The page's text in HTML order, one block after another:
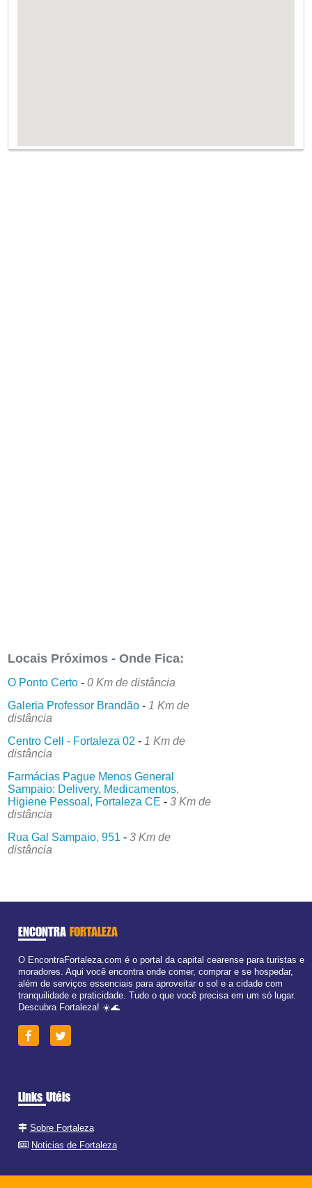
Locais Próximos - Onde Fica:
O Ponto Certo -0 Km de distância
Galeria Professor Brandão - 1 Km de
distância
Centro Cell - Fortaleza 02 - 1 Km de
distância
Farmácias Pague Menos General
Sampaio: Delivery, Medicamentos,
Higiene Pessoal, Fortaleza CE -3 Km de
distância
Rua Gal Sampaio, 951 -3 Km de
distância
ENCONTRA FORTALEZA
O EncontraFortaleza.com é o portal da capital cearense para turistas e
moradores. Aqui você encontra onde comer, comprar e se hospedar,
além de serviços essenciais para aproveitar o sol e a cidade com
tranquilidade e praticidade. Tudo o que você precisa em um só lugar.
Descubra Fortaleza! ☀️🌊
Links Utéis
Sobre Fortaleza
Noticias de Fortaleza